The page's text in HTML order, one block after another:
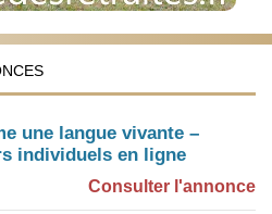
une langue vivante –
individuels en ligne
Consulter l'annonce